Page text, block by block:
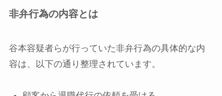
非弁行為の内容とは
谷本容疑者らが行っていた非弁行為の具体的な内
容は、以下の通り整理されています。